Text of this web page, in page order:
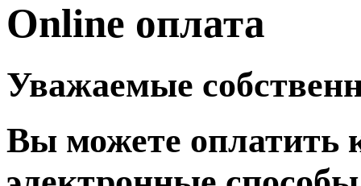
Online оплата
Уважаемые
Вы можете оплатить